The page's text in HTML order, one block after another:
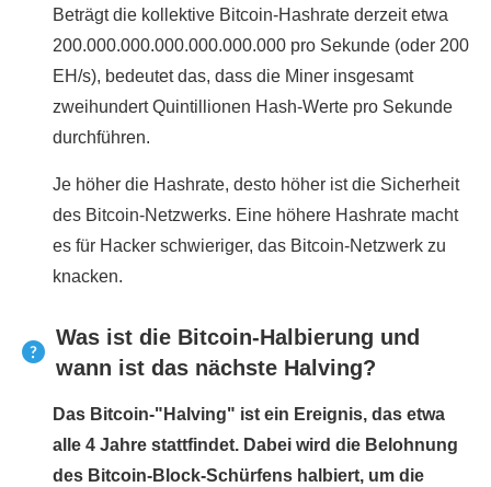
Beträgt die kollektive Bitcoin-Hashrate derzeit etwa
200.000.000.000.000.000.000 pro Sekunde (oder 200
EH/s), bedeutet das, dass die Miner insgesamt
zweihundert Quintillionen Hash-Werte pro Sekunde
durchführen.
Je höher die Hashrate, desto höher ist die Sicherheit
des Bitcoin-Netzwerks. Eine höhere Hashrate macht
es für Hacker schwieriger, das Bitcoin-Netzwerk zu
knacken.
Was ist die Bitcoin-Halbierung und
wann ist das nächste Halving?
Das Bitcoin-"Halving" ist ein Ereignis, das etwa
alle 4 Jahre stattfindet. Dabei wird die Belohnung
des Bitcoin-Block-Schürfens halbiert, um die